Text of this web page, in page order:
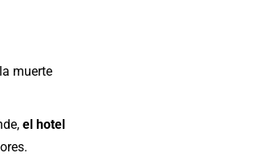
muerte
el hotel